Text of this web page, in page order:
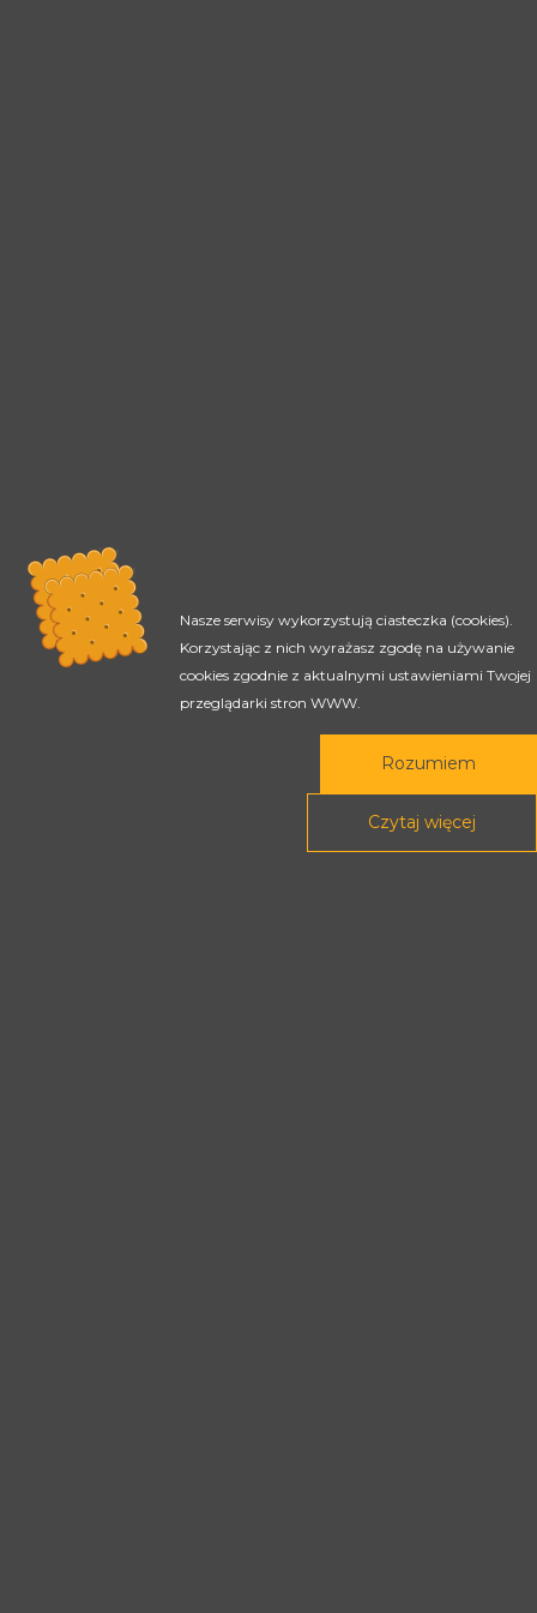
Nasze serwisy wykorzystują ciasteczka (cookies).
Korzystając z nich wyrażasz zgodę na używanie
cookies zgodnie z aktualnymi ustawieniami Twojej
przeglądarki stron WWW.
Rozumiem
Czytaj więcej